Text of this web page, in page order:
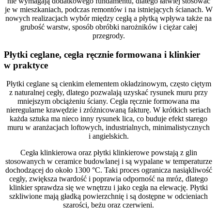
je w mieszkaniach, podczas remontów i na istniejących ścianach. W
nowych realizacjach wybór między cegłą a płytką wpływa także na
grubość warstw, sposób obróbki narożników i ciężar całej
przegrody.
Płytki ceglane, cegła ręcznie formowana i klinkier
w praktyce
Płytki ceglane są cienkim elementem okładzinowym, często ciętym
z naturalnej cegły, dlatego pozwalają uzyskać rysunek muru przy
mniejszym obciążeniu ściany. Cegła ręcznie formowana ma
nieregularne krawędzie i zróżnicowaną fakturę. W krótkich seriach
każda sztuka ma nieco inny rysunek lica, co buduje efekt starego
muru w aranżacjach loftowych, industrialnych, minimalistycznych
i angielskich.
Cegła klinkierowa oraz płytki klinkierowe powstają z glin
stosowanych w ceramice budowlanej i są wypalane w temperaturze
dochodzącej do około 1300 °C. Taki proces ogranicza nasiąkliwość
cegły, zwiększa twardość i poprawia odporność na mróz, dlatego
klinkier sprawdza się we wnętrzu i jako cegła na elewację. Płytki
szkliwione mają gładką powierzchnię i są dostępne w odcieniach
szarości, beżu oraz czerwieni.